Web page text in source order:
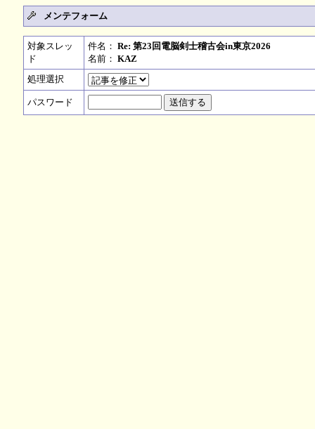
メンテフォーム
対象スレッ
ド
件名： Re: 第23回電脳剣士稽古会in東京2026
名前： KAZ
処理選択
パスワード